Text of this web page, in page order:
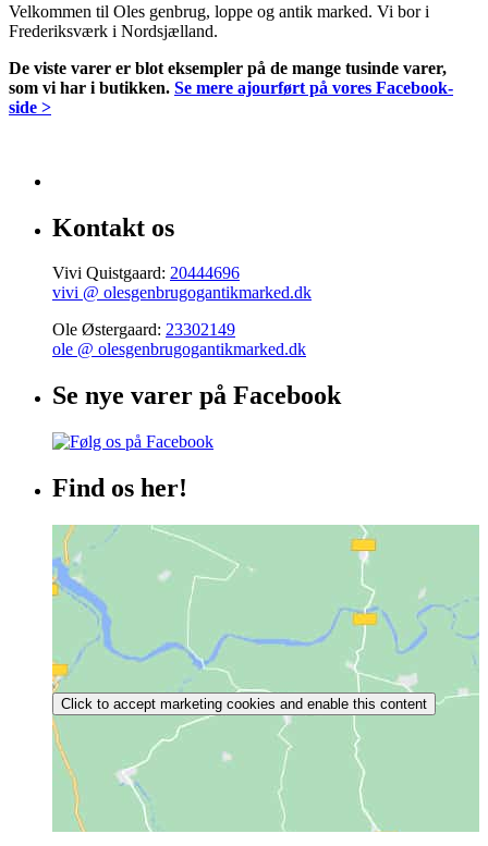
Velkommen til Oles genbrug, loppe og antik marked. Vi bor i
Frederiksværk i Nordsjælland.
De viste varer er blot eksempler på de mange tusinde varer,
som vi har i butikken. Se mere ajourført på vores Facebook-
side >
Kontakt os
Vivi Quistgaard: 20444696
vivi @ olesgenbrugogantikmarked.dk
Ole Østergaard: 23302149
ole @ olesgenbrugogantikmarked.dk
Se nye varer på Facebook
Find os her!
Click to accept marketing cookies and enable this content